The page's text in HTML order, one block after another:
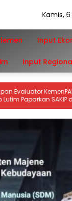
Kamis,
Input
Input
KemenPAN-RB,
SAKIP dan